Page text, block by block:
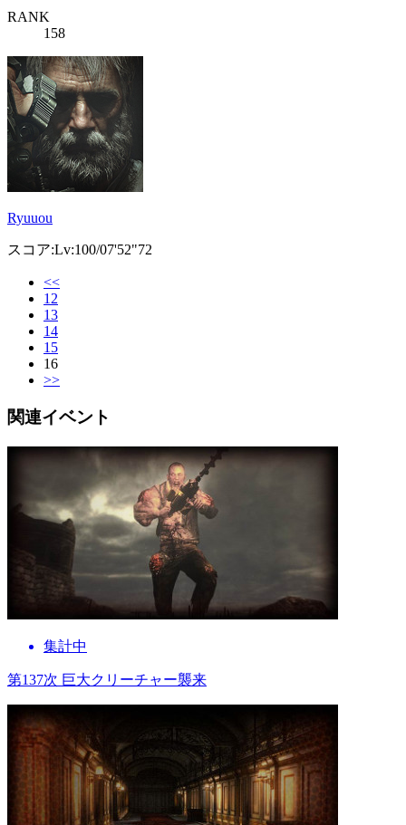
RANK
158
Ryuuou
スコア:Lv:100/07'52"72
<<
12
13
14
15
16
>>
関連イベント
集計中
第137次 巨大クリーチャー襲来